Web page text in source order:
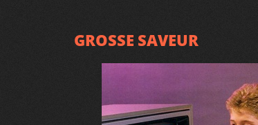
GROSSE SAVEUR